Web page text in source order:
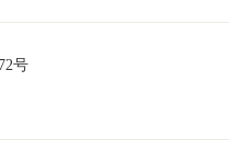
72号